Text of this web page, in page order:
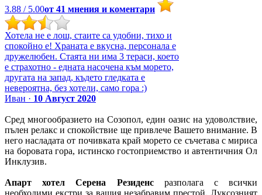
3.88 / 5.00от 41 мнения и коментари
Хотела не е лош, стаите са удобни, тихо и
спокойно е! Храната е вкусна, персонала е
дружелюбен. Стаята ни има 3 тераси, което
е страхотно - едната насочена към морето,
другата на запад, където гледката е
невероятна, без хотели, само гора :)
Иван · 10 Август 2020
Сред многообразието на Созопол, един оазис на удоволствие,
пълен релакс и спокойствие ще привлече Вашето внимание. В
него насладата от почивката край морето се съчетава с мириса
на боровата гора, истинско гостоприемство и автентичния Ол
Инклузив.
Апарт хотел Серена Резиденсразполага с всички
необходими екстри за вашия незабравим престой. Луксозният